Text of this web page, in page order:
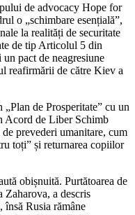
de advocacy Hope for
o „schimbare esențială”,
la realități de securitate
de tip Articolul 5 din
pact de neagresiune
reafirmării de către Kiev a
de Prosperitate” cu un
Acord de Liber Schimb
prevederi umanitare, cum
toți” și returnarea copiilor
obișnuită. Purtătoarea de
a descris
însă Rusia rămâne